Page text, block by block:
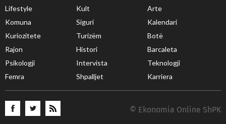
Lifestyle
Kult
Arte
Komuna
Siguri
Kalendari
Kuriozitete
Turizëm
Botë
Rajon
Histori
Barcaleta
Psikologji
Intervista
Teknologji
Femra
Shpalljet Karriera
© Ekonomia Online ShPK